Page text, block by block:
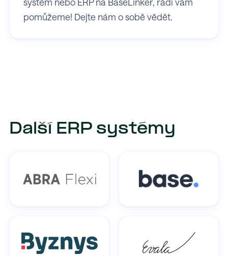
pomůžeme! Dejte nám o sobě vědět.
Další ERP systémy